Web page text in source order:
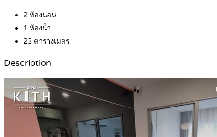
2 ห้องนอน
1 ห้องน้ำ
23 ตารางเมตร
Description